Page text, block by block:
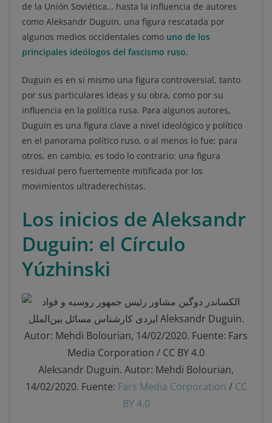
de la Unión Soviética… hasta la influencia de autores
como Aleksandr Duguin, una figura rescatada por
algunos medios occidentales como uno de los
principales ideólogos del fascismo ruso.
Duguin es en sí mismo una figura controversial, tanto
por sus particulares ideas y su obra, como por su
influencia en la política rusa. Para algunos autores,
Duguin es una figura clave a nivel ideológico y político
en el panorama político ruso, o al menos lo fue; para
otros, en cambio, es todo lo contrario: una figura
residual pero fuertemente mitificada por los
movimientos ultraderechistas.
Los inicios de Aleksandr
Duguin: el Círculo
Yúzhinski
Aleksandr Duguin. Autor: Mehdi Bolourian,
14/02/2020. Fuente: Fars Media Corporation / CC
BY 4.0